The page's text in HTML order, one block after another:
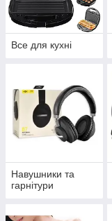
Все для кухні
Навушники та
гарнітури